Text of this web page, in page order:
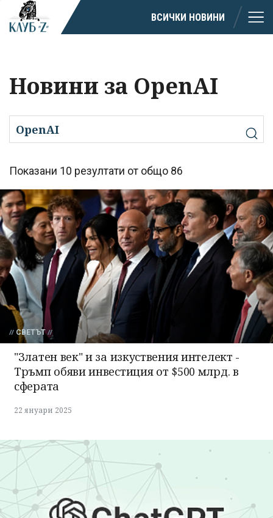
ВСИЧКИ НОВИНИ
Новини за OpenAI
Показани 10 резултати от общо 86
СВЕТЪТ
"Златен век" и за изкуствения интелект -
Тръмп обяви инвестиция от $500 млрд. в
сферата
22 януари 2025